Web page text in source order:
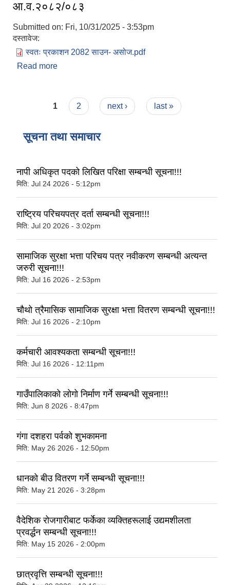
आ.व.२०८२/०८३
Submitted on: Fri, 10/31/2025 - 3:53pm
दस्तावेज:
स्वतः प्रकाशन 2082 साउन- असोज.pdf
Read more
Pages
1 2 next › last »
सूचना तथा समाचार
नापी अधिकृत पदको लिखित परिक्षा सम्बन्धी सूचना!!!
मिति: Jul 24 2026 - 5:12pm
राष्‍ट्रिय परिचयपत्र दर्ता सम्बन्धी सूचना!!!
मिति: Jul 20 2026 - 3:02pm
सामाजिक सुरक्षा भत्ता परिचय पत्र नवीकरण सम्बन्धी अत्यन्त
जरुरी सूचना!!!
मिति: Jul 16 2026 - 2:53pm
चौथो त्रैमासिक सामाजिक सुरक्षा भत्ता वितरण सम्बन्धी सूचना!!!
मिति: Jul 16 2026 - 2:10pm
कर्मचारी आवश्‍यकता सम्बन्धी सूचना!!!
मिति: Jul 16 2026 - 12:11pm
गाउँपालिकाको लोगो निर्माण गर्ने सम्बन्धी सूचना!!!
मिति: Jun 8 2026 - 8:47pm
गंगा दशहरा पर्वको शुभकामना
मिति: May 26 2026 - 12:50pm
धानको बीउ वितरण गर्ने सम्बन्धी सूचना!!!
मिति: May 21 2026 - 3:28pm
वैदेशिक रोजगारीबाट फर्केका व्यक्तिहरूलाई उद्यमशीलता
प्रवर्द्धन सम्बन्धी सूचना!!!
मिति: May 15 2026 - 2:00pm
छात्रवृत्ति सम्बन्धी सूचना!!!